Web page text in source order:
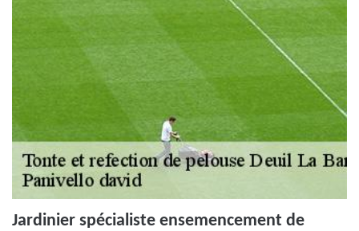
Jardinier spécialiste ensemencement de